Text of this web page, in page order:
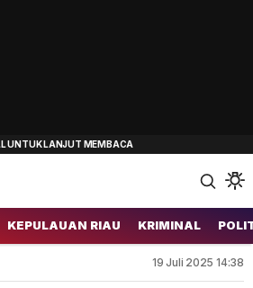
KEPULAUAN RIAU KRIMINAL
19 Juli 2025 14:38